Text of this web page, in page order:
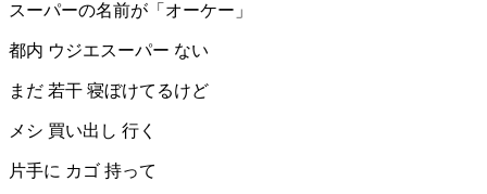
スーパーの名前が「オーケー」
都内 ウジエスーパー ない
まだ 若干 寝ぼけてるけど
メシ 買い出し 行く
片手に カゴ 持って